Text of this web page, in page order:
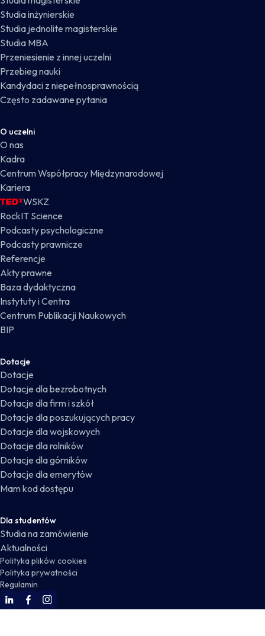
Studia inżynierskie
Studia jednolite magisterskie
Studia MBA
Przeniesienie z innej uczelni
Przebieg nauki
Kandydaci z niepełnosprawnością
Często zadawane pytania
O uczelni
O nas
Kadra
Centrum Współpracy Międzynarodowej
Kariera
WSKZ
RockIT Science
Podcasty psychologiczne
Podcasty prawnicze
Referencje
Akty prawne
Baza dydaktyczna
Instytuty i Centra
Centrum Publikacji Naukowych
BIP
Dotacje
Dotacje
Dotacje dla bezrobotnych
Dotacje dla firm i szkół
Dotacje dla poszukujących pracy
Dotacje dla wojskowych
Dotacje dla rolników
Dotacje dla górników
Dotacje dla emerytów
Mam kod dostępu
Dla studentów
Studia na zamówienie
Aktualności
Polityka plików cookies
Polityka prywatności
Regulamin
WSKZ Linkedin
WSKZ Facebook
WSKZ Instagram